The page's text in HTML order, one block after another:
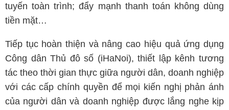
tuyến toàn trình; đẩy mạnh thanh toán không dùng
tiền mặt…
Tiếp tục hoàn thiện và nâng cao hiệu quả ứng dụng
Công dân Thủ đô số (iHaNoi), thiết lập kênh tương
tác theo thời gian thực giữa người dân, doanh nghiệp
với các cấp chính quyền để mọi kiến nghị phản ánh
của người dân và doanh nghiệp được lắng nghe kịp